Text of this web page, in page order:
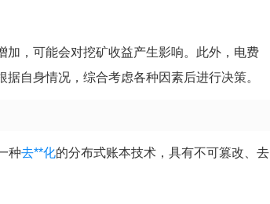
，可能会对挖矿收益产生影响。此外，电费
自身情况，综合考虑各种因素后进行决策。
种去**化的分布式账本技术，具有不可篡改、去